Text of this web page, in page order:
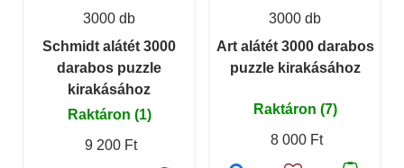
3000 db
Schmidt alátét 3000
darabos puzzle
kirakásához
Raktáron (1)
9 200 Ft
3000 db
Art alátét 3000 darabos
puzzle kirakásához
Raktáron (7)
8 000 Ft